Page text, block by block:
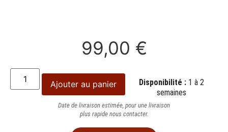
99,00 €
Ajouter au panier Disponibilité : 1 à 2
semaines
Date de livraison estimée, pour une livraison
plus rapide nous contacter.